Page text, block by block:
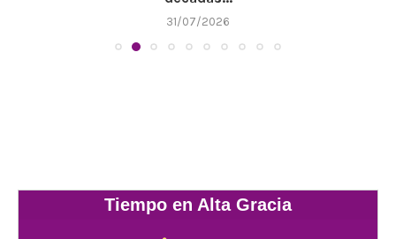
31/07/2026
Tiempo en Alta Gracia